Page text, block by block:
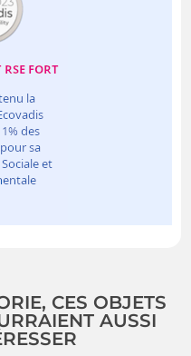
CES OBJETS
AUSSI